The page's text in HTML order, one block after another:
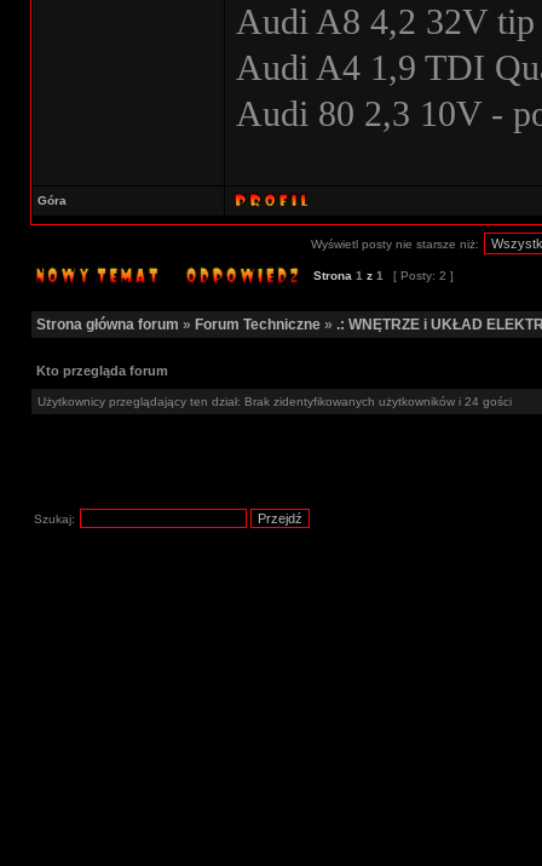
Audi A8 4,2 32V tip
Audi A4 1,9 TDI
Audi 80 2,3 10V -
Góra
Wyświetl posty nie starsze niż:
Strona 1 z 1 [ Posty: 2 ]
Strona główna forum » Forum Techniczne » .: WNĘTRZE i UKŁAD
Kto przegląda forum
Użytkownicy przeglądający ten dział: Brak zidentyfikowanych użytkowników i 24 gości
Szukaj: